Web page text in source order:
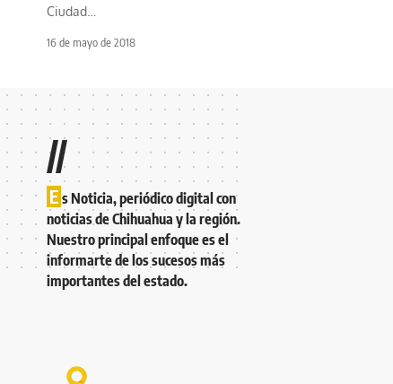
Ciudad
16 de mayo de 2018
//
E s Noticia, periódico digital con
noticias de Chihuahua y la región.
Nuestro principal enfoque es el
informarte de los sucesos más
importantes del estado.